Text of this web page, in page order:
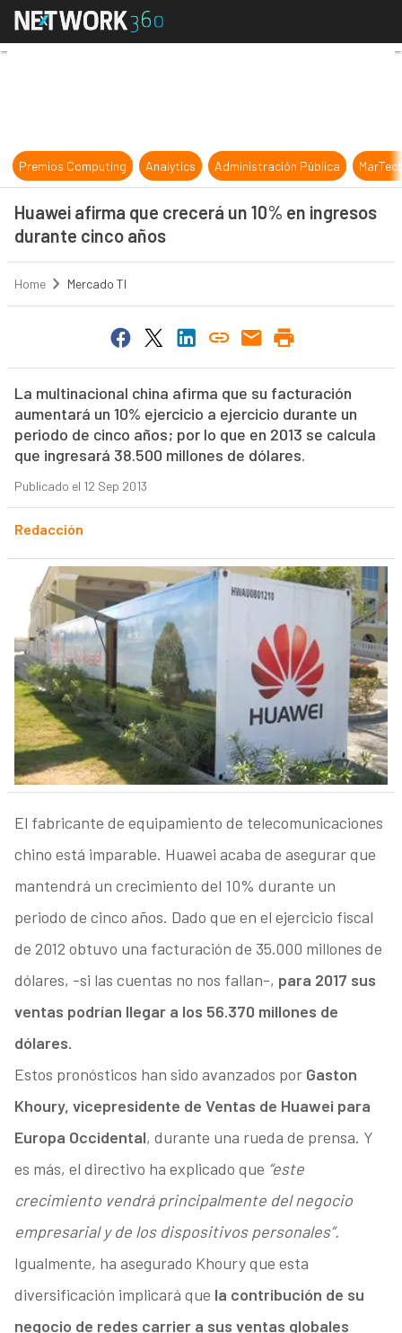
Huawei afirma que crecerá un
Premios Computing Analytics Administración Pública
Huawei afirma que crecerá un 10% en ingresos
durante cinco años
Home Mercado TI
La multinacional china afirma que su facturación
aumentará un 10% ejercicio a ejercicio durante un
periodo de cinco años; por lo que en 2013 se calcula
que ingresará 38.500 millones de dólares.
Publicado el 12 Sep 2013
Redacción
El fabricante de equipamiento de telecomunicaciones
chino está imparable. Huawei acaba de asegurar que
mantendrá un crecimiento del 10% durante un
periodo de cinco años. Dado que en el ejercicio fiscal
de 2012 obtuvo una facturación de 35.000 millones de
dólares, -si las cuentas no nos fallan-, para 2017 sus
ventas podrían llegar a los 56.370 millones de
dólares.
Estos pronósticos han sido avanzados por Gaston
Khoury, vicepresidente de Ventas de Huawei para
Europa Occidental, durante una rueda de prensa. Y
es más, el directivo ha explicado que “este
crecimiento vendrá principalmente del negocio
empresarial y de los dispositivos personales”.
Igualmente, ha asegurado Khoury que esta
diversificación implicará que la contribución de su
negocio de redes carrier a sus ventas globales